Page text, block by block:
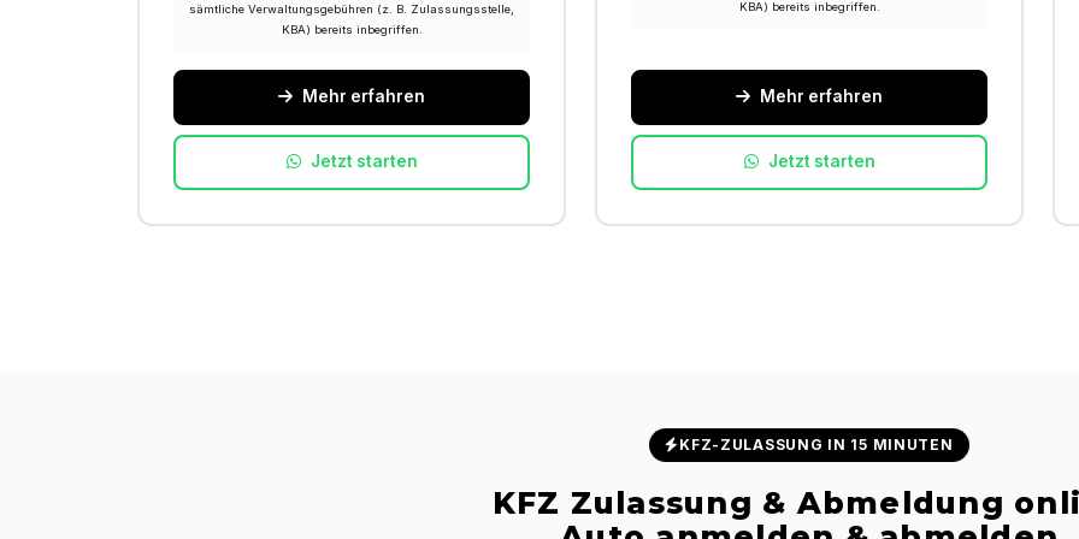
sämtliche Verwaltungsgebühren (z. B. Zulassungsstelle,
KBA) bereits inbegriffen.
Mehr erfahren
Jetzt starten
KBA) bereits inbegriffen.
Mehr erfahren
Jetzt starten
KFZ-ZULASSUNG IN 15 MINUTEN
KFZ Zulassung & Abmeldung